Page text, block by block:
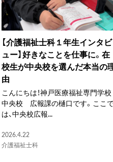
【介護福祉士科１年生インタビ
ュー】好きなことを仕事に。在
校生が中央校を選んだ本当の
由
こんにちは！神戸医療福祉専門学校
中央校 広報課の樋口です。ここ
は、中央校広報...
2026.4.22
介護福祉士科